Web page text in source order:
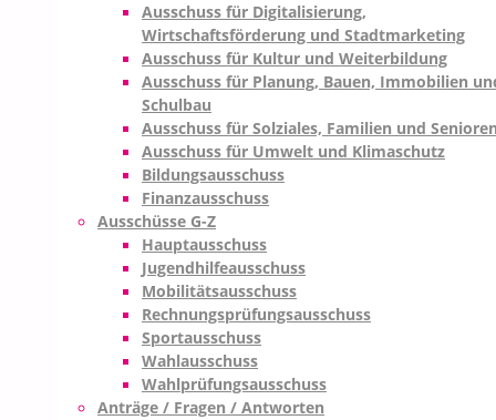
Ausschuss für Digitalisierung,
Wirtschaftsförderung und Stadtmarketing
Ausschuss für Kultur und Weiterbildung
Ausschuss für Planung, Bauen, Immobilien
Schulbau
Ausschuss für Solziales, Familien und
Ausschuss für Umwelt und Klimaschutz
Bildungsausschuss
Finanzausschuss
Ausschüsse G-Z
Hauptausschuss
Jugendhilfeausschuss
Mobilitätsausschuss
Rechnungsprüfungsausschuss
Sportausschuss
Wahlausschuss
Wahlprüfungsausschuss
Anträge / Fragen / Antworten